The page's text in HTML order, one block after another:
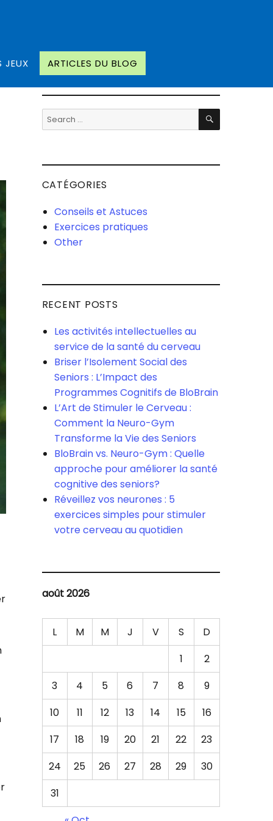
JEUX ARTICLES DU BLOG
Search
for:
SEARCH
CATÉGORIES
Conseils et Astuces
Exercices pratiques
Other
RECENT POSTS
Les activités intellectuelles au
service de la santé du cerveau
Briser l’Isolement Social des
Seniors : L’Impact des
Programmes Cognitifs de BloBrain
L’Art de Stimuler le Cerveau :
Comment la Neuro-Gym
Transforme la Vie des Seniors
BloBrain vs. Neuro-Gym : Quelle
approche pour améliorer la santé
cognitive des seniors?
Réveillez vos neurones : 5
exercices simples pour stimuler
votre cerveau au quotidien
août 2026
L M M J V S
D
1
2
3
4 5 6 7 8
9
10
11 12 13 14 15
16
17
18 19 20 21 22
23
24
25 26 27 28 29
30
31